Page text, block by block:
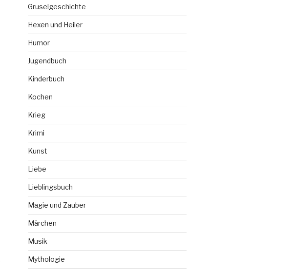
Gruselgeschichte
Hexen und Heiler
Humor
Jugendbuch
Kinderbuch
Kochen
Krieg
Krimi
Kunst
Liebe
Lieblingsbuch
Magie und Zauber
Märchen
Musik
Mythologie